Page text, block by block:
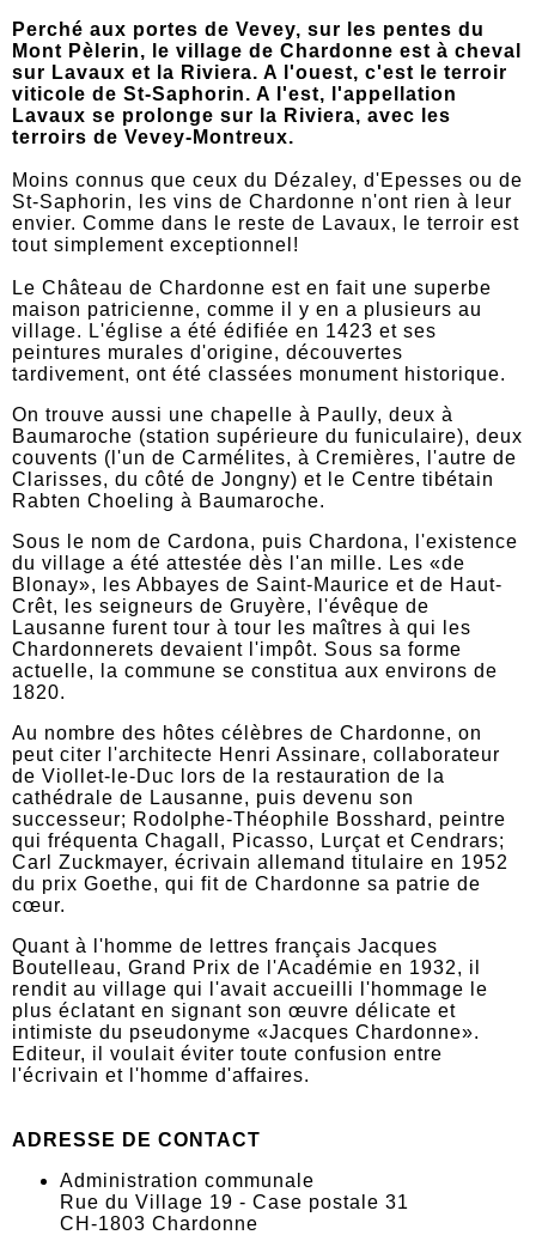
Perché aux portes de Vevey, sur les pentes du
Mont Pèlerin, le village de Chardonne est à cheval
sur Lavaux et la Riviera. A l'ouest, c'est le terroir
viticole de St-Saphorin. A l'est, l'appellation
Lavaux se prolonge sur la Riviera, avec les
terroirs de Vevey-Montreux.
Moins connus que ceux du Dézaley, d'Epesses ou de
St-Saphorin, les vins de Chardonne n'ont rien à leur
envier. Comme dans le reste de Lavaux, le terroir est
tout simplement exceptionnel!
Le Château de Chardonne est en fait une superbe
maison patricienne, comme il y en a plusieurs au
village. L'église a été édifiée en 1423 et ses
peintures murales d'origine, découvertes
tardivement, ont été classées monument historique.
On trouve aussi une chapelle à Paully, deux à
Baumaroche (station supérieure du funiculaire), deux
couvents (l'un de Carmélites, à Cremières, l'autre de
Clarisses, du côté de Jongny) et le Centre tibétain
Rabten Choeling à Baumaroche.
Sous le nom de Cardona, puis Chardona, l'existence
du village a été attestée dès l'an mille. Les «de
Blonay», les Abbayes de Saint-Maurice et de Haut-
Crêt, les seigneurs de Gruyère, l'évêque de
Lausanne furent tour à tour les maîtres à qui les
Chardonnerets devaient l'impôt. Sous sa forme
actuelle, la commune se constitua aux environs de
1820.
Au nombre des hôtes célèbres de Chardonne, on
peut citer l'architecte Henri Assinare, collaborateur
de Viollet-le-Duc lors de la restauration de la
cathédrale de Lausanne, puis devenu son
successeur; Rodolphe-Théophile Bosshard, peintre
qui fréquenta Chagall, Picasso, Lurçat et Cendrars;
Carl Zuckmayer, écrivain allemand titulaire en 1952
du prix Goethe, qui fit de Chardonne sa patrie de
cœur.
Quant à l'homme de lettres français Jacques
Boutelleau, Grand Prix de l'Académie en 1932, il
rendit au village qui l'avait accueilli l'hommage le
plus éclatant en signant son œuvre délicate et
intimiste du pseudonyme «Jacques Chardonne».
Editeur, il voulait éviter toute confusion entre
l'écrivain et l'homme d'affaires.
ADRESSE DE CONTACT
Administration communale
Rue du Village 19 - Case postale 31
CH-1803 Chardonne